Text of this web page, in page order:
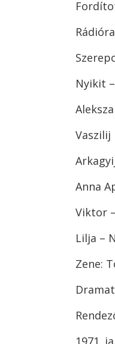
Nyikit
Vaszilij
Anna
Viktor
Lilja –
Zene:
1971.